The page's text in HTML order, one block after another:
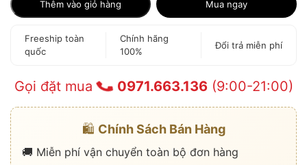
Thêm vào giỏ hàng Mua ngay
Freeship toàn
quốc
Chính hãng
100%
Đổi trả miễn phí
Gọi đặt mua 0971.663.136(9:00-21:00)
🛍️ Chính Sách Bán Hàng
🚚 Miễn phí vận chuyển toàn bộ đơn hàng